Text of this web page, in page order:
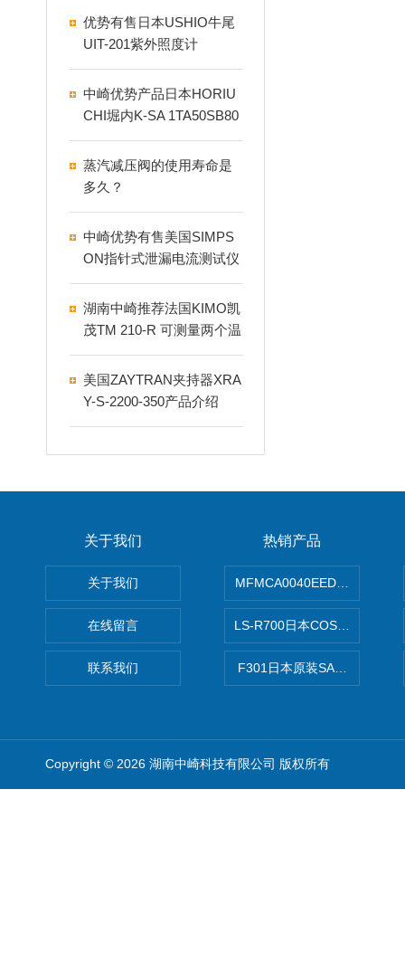
优势有售日本USHIO牛尾
UIT-201紫外照度计
中崎优势产品日本HORIU
CHI堀内K-SA 1TA50SB80
ACCABD液压缸
蒸汽减压阀的使用寿命是
多久？
中崎优势有售美国SIMPS
ON指针式泄漏电流测试仪
229-2
湖南中崎推荐法国KIMO凯
茂TM 210-R 可测量两个温
度温度传感器
美国ZAYTRAN夹持器XRA
Y-S-2200-350产品介绍
关于我们
关于我们
在线留言
联系我们
热销产品
MFMCA0040EED-H日本
LS-R700日本COSMO科斯莫
F301日本原装SANAI三爱旋
Copyright © 2026 湖南中崎科技有限公司 版权所有